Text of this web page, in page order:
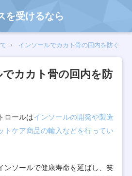
を受けるなら
インソールでカカト骨の回内を防ぐ
カカト骨の回内を防
ロールはインソールの開発や製造
トケア商品の輸入などを行ってい
ンソールで健康寿命を延ばし、笑